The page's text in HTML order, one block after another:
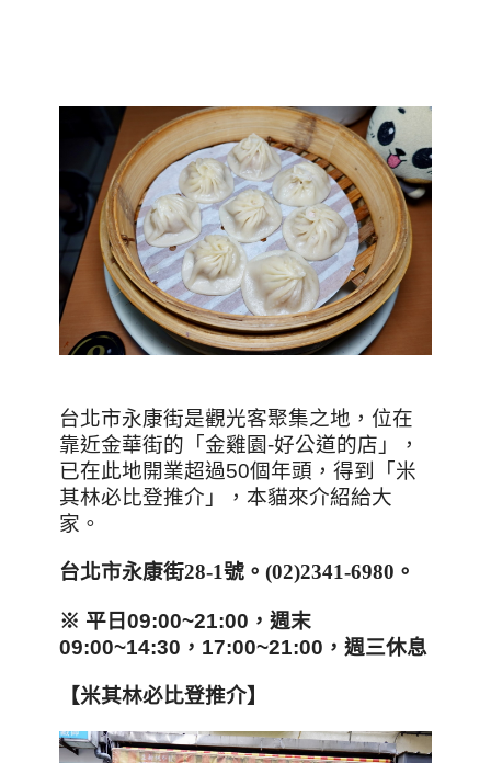
台北市永康街是觀光客聚集之地，位在
靠近金華街的「金雞園-好公道的店」，
已在此地開業超過50個年頭，得到
「米
其林必比登推介」， 本貓來介紹給大
家。
台北市永康街28-1號 。 (02)2341-6980 。
※ 平日09:00~21:00，週末
09:00~14:30，17:00~21:00，週三休息
【米其林必比登推介】